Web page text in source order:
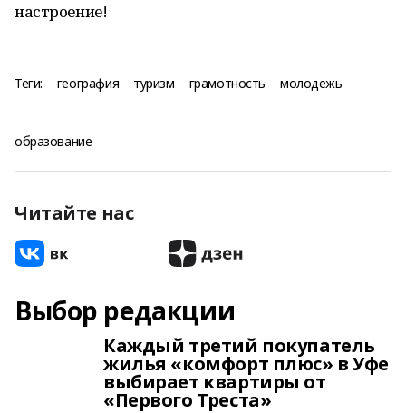
настроение!
Теги: география туризм грамотность молодежь
образование
Читайте нас
Выбор редакции
Каждый третий покупатель
жилья «комфорт плюс» в Уфе
выбирает квартиры от
«Первого Треста»